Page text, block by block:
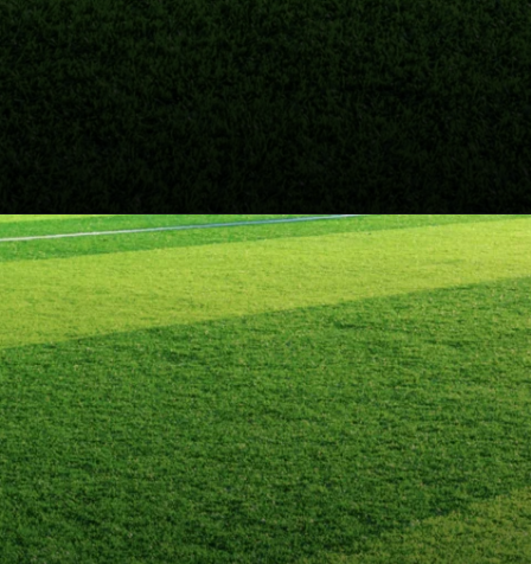
Openinghttps://fusne.com/verjogosdehoje